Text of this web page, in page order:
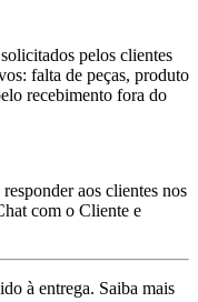
pelos clientes
falta de peças, produto
recebimento fora do
aos clientes nos
com o Cliente e
à entrega. Saiba mais